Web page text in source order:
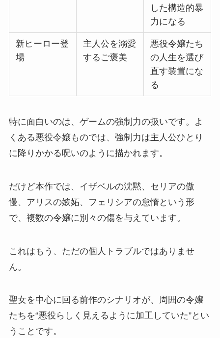
した構造的暴
力になる
新ヒーロー登
場
主人公を溺愛
するご褒美
悪役令嬢たち
の人生を選び
直す装置にな
る
特に面白いのは、ゲームの強制力の扱いです。よ
くある悪役令嬢ものでは、強制力は主人公ひとり
に降りかかる呪いのように描かれます。
だけど本作では、イザベルの沈黙、セリアの傲
慢、アリスの嫉妬、フェリシアの怠惰という形
で、複数の令嬢に別々の傷を与えています。
これはもう、ただの個人トラブルではありませ
ん。
聖女を中心に回る前作のシナリオが、周囲の令嬢
たちを“悪役らしく見えるように加工していた”とい
うことです。